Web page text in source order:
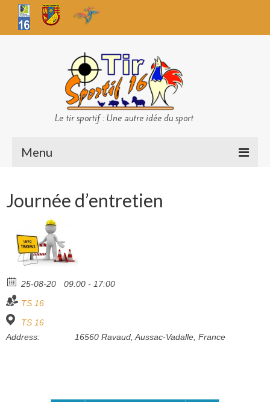
Le tir sportif : Une autre idée du sport
Menu
Sécurité
Challenges TS 16
Bilan des championnats
Bénévoles
Vidéos
Boutique
Journée d’entretien
25-08-20
09:00 - 17:00
TS 16
TS 16
Address:
16560 Ravaud, Aussac-Vadalle, France